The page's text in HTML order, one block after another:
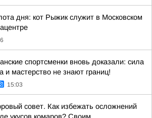
дня: кот Рыжик служит в Московском
спортсменки вновь доказали: сила
и мастерство не знают границ!
15:03
совет. Как избежать осложнений